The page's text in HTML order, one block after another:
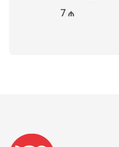
7 ₼